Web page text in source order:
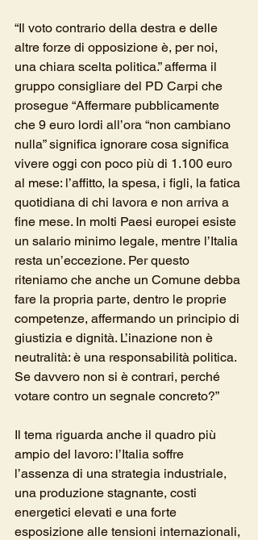
“Il voto contrario della destra e delle
altre forze di opposizione è, per noi,
una chiara scelta politica.” afferma il
gruppo consigliare del PD Carpi che
prosegue “Affermare pubblicamente
che 9 euro lordi all’ora “non cambiano
nulla” significa ignorare cosa significa
vivere oggi con poco più di 1.100 euro
al mese: l’affitto, la spesa, i figli, la fatica
quotidiana di chi lavora e non arriva a
fine mese. In molti Paesi europei esiste
un salario minimo legale, mentre l’Italia
resta un’eccezione. Per questo
riteniamo che anche un Comune debba
fare la propria parte, dentro le proprie
competenze, affermando un principio di
giustizia e dignità. L’inazione non è
neutralità: è una responsabilità politica.
Se davvero non si è contrari, perché
votare contro un segnale concreto?”
Il tema riguarda anche il quadro più
ampio del lavoro: l’Italia soffre
l’assenza di una strategia industriale,
una produzione stagnante, costi
energetici elevati e una forte
esposizione alle tensioni internazionali,